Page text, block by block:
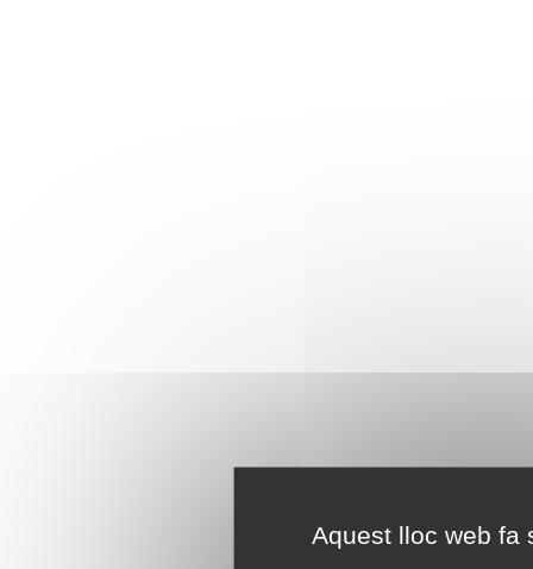
Aquest lloc web fa